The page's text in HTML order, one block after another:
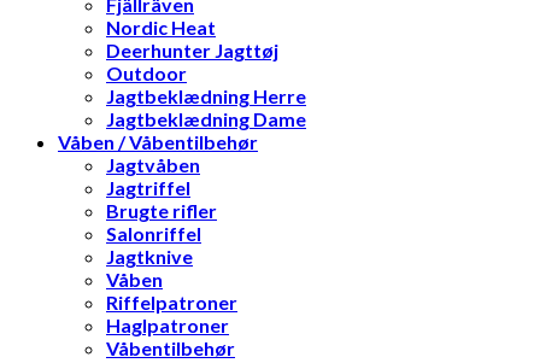
Fjällräven
Nordic Heat
Deerhunter Jagttøj
Outdoor
Jagtbeklædning Herre
Jagtbeklædning Dame
Våben / Våbentilbehør
Jagtvåben
Jagtriffel
Brugte rifler
Salonriffel
Jagtknive
Våben
Riffelpatroner
Haglpatroner
Våbentilbehør